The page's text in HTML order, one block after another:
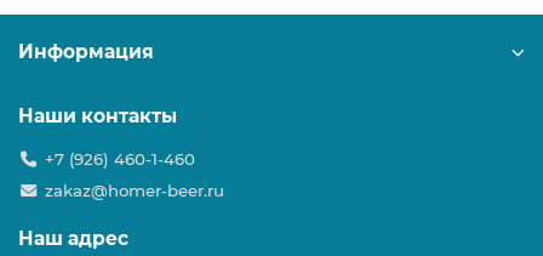
Информация
Наши контакты
+7 (926) 460-1-460
zakaz@homer-beer.ru
Наш адрес